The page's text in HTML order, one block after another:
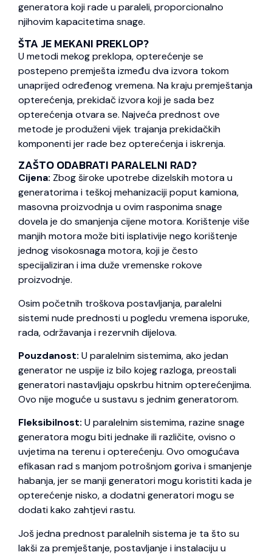
generatora koji rade u paraleli, proporcionalno
njihovim kapacitetima snage.
ŠTA JE MEKANI PREKLOP?
U metodi mekog preklopa, opterećenje se
postepeno premješta između dva izvora tokom
unaprijed određenog vremena. Na kraju premještanja
opterećenja, prekidač izvora koji je sada bez
opterećenja otvara se. Najveća prednost ove
metode je produženi vijek trajanja prekidačkih
komponenti jer rade bez opterećenja i iskrenja.
ZAŠTO ODABRATI PARALELNI RAD?
Cijena: Zbog široke upotrebe dizelskih motora u
generatorima i teškoj mehanizaciji poput kamiona,
masovna proizvodnja u ovim rasponima snage
dovela je do smanjenja cijene motora. Korištenje više
manjih motora može biti isplativije nego korištenje
jednog visokosnaga motora, koji je često
specijaliziran i ima duže vremenske rokove
proizvodnje.
Osim početnih troškova postavljanja, paralelni
sistemi nude prednosti u pogledu vremena isporuke,
rada, održavanja i rezervnih dijelova.
Pouzdanost: U paralelnim sistemima, ako jedan
generator ne uspije iz bilo kojeg razloga, preostali
generatori nastavljaju opskrbu hitnim opterećenjima.
Ovo nije moguće u sustavu s jednim generatorom.
Fleksibilnost: U paralelnim sistemima, razine snage
generatora mogu biti jednake ili različite, ovisno o
uvjetima na terenu i opterećenju. Ovo omogućava
efikasan rad s manjom potrošnjom goriva i smanjenje
habanja, jer se manji generatori mogu koristiti kada je
opterećenje nisko, a dodatni generatori mogu se
dodati kako zahtjevi rastu.
Još jedna prednost paralelnih sistema je ta što su
lakši za premještanje, postavljanje i instalaciju u